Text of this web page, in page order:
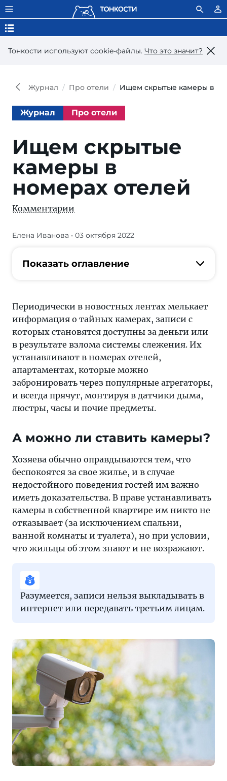
Тонкости используют сookie-файлы. Что это значит?
Журнал Про отели Ищем скрытые камеры в
Журнал Про отели
Ищем скрытые
камеры в
номерах отелей
Комментарии
Итак,
делать,
что
снятом
жилье
установлены
камеры?
Во-
первых,
открыто
об
у
хозяина...
Елена Иванова • 03 октября 2022
Показать оглавление
Периодически в новостных лентах мелькает
информация о тайных камерах, записи с
которых становятся доступны за деньги или
в результате взлома системы слежения. Их
устанавливают в номерах отелей,
апартаментах, которые можно
забронировать через популярные агрегаторы,
и всегда прячут, монтируя в датчики дыма,
люстры, часы и почие предметы.
А можно ли ставить камеры?
Хозяева обычно оправдываются тем, что
беспокоятся за свое жилье, и в случае
недостойного поведения гостей им важно
иметь доказательства. В праве устанавливать
камеры в собственной квартире им никто не
отказывает (за исключением спальни,
ванной комнаты и туалета), но при условии,
что жильцы об этом знают и не возражают.
Разумеется, записи нельзя выкладывать в
интернет или передавать третьим лицам.